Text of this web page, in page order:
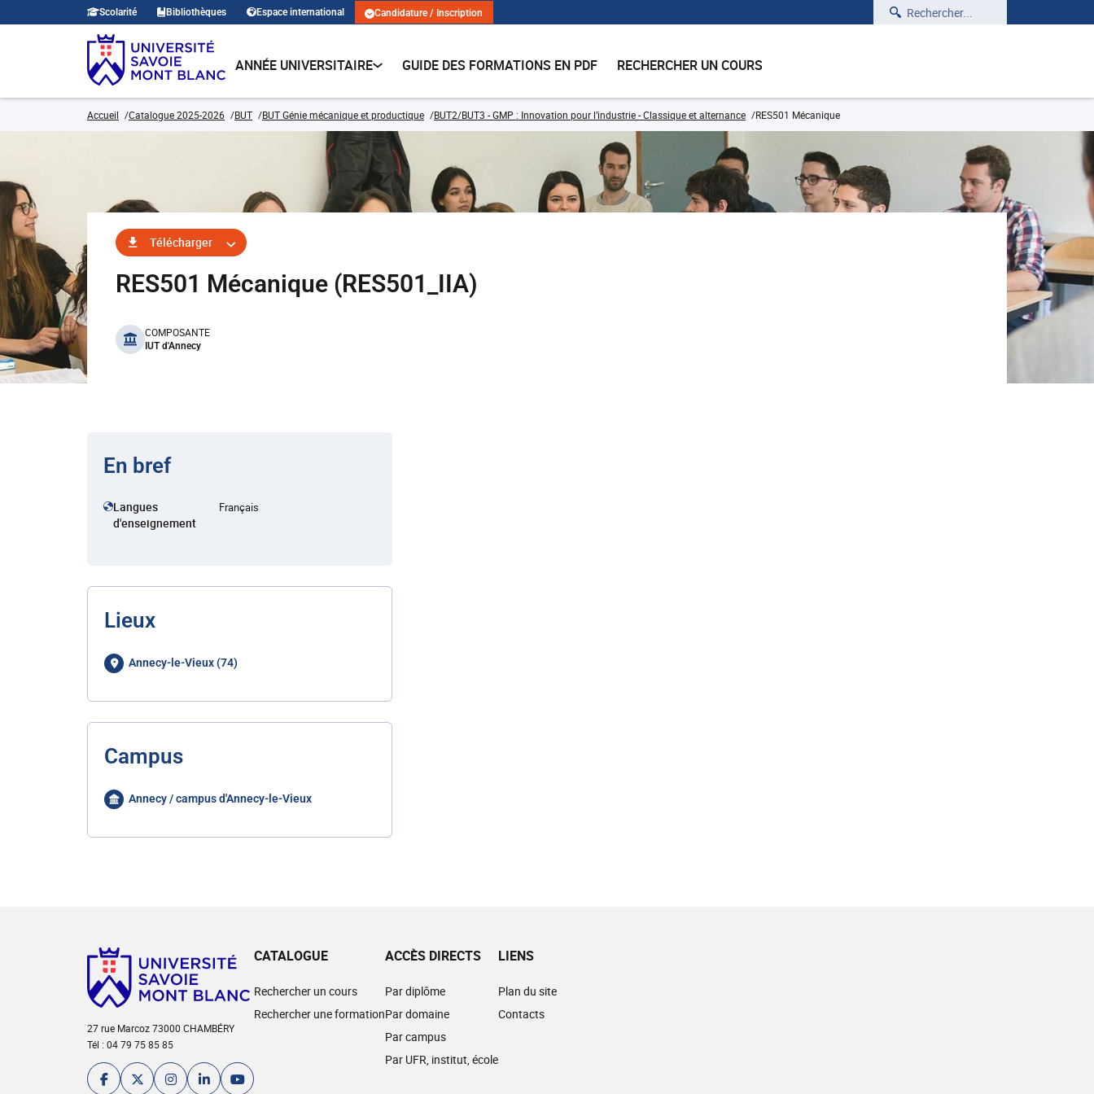
Scolarité Bibliothèques Espace international Candidature / Inscription Rechercher
ANNÉE UNIVERSITAIRE GUIDE DES FORMATIONS EN PDF RECHERCHER UN COURS
Accueil Catalogue 2025-2026 BUT BUT Génie mécanique et productique BUT2/BUT3 - GMP : Innovation pour l’industrie - Classique et alternance RES501 Mécanique
Télécharger
RES501 Mécanique (RES501_IIA)
benefits
COMPOSANTE
IUT d'Annecy
En bref
Langues
d'enseignement
Français
Lieux
Annecy-le-Vieux (74)
Campus
Annecy / campus d'Annecy-le-Vieux
27 rue Marcoz 73000 CHAMBÉRY
Tél : 04 79 75 85 85
CATALOGUE
Rechercher un cours
Rechercher une formation
ACCÈS DIRECTS
Par diplôme
Par domaine
Par campus
Par UFR, institut, école
LIENS
Plan du site
Contacts